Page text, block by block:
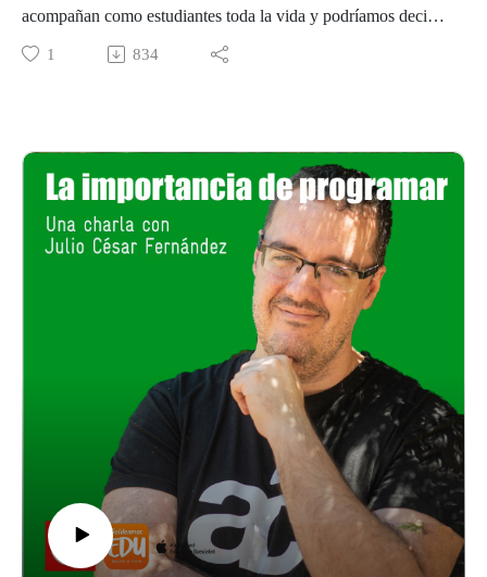
acompañan como estudiantes toda la vida y podríamos decir
que lleva haciéndolo en toda la historia de la humanidad.
Amada por algunos pocos, es odiada y detestada por otros
¿Por qué sucede esto? ¿Qué es lo que vivimos, sufrimos o
amamos en las matemáticas que nos arrastra el resto de
nuestra vida? Para hablarnos de esta ciencia exacta, de cómo
se enseña y aprende, y para mucho más, nos visita Sandro
Macarrone, autor del libro con el precioso título de “El infinito
placer de las matemáticas” publicado por Blackiebooks, un
libro que podéis encontrar en cualquier librería y que os
recomendamos encarecidamente leer.
Alessandro Maccarrone es doctor en física teórica por la
Universidad de Barcelona. Ha trabajado como profesor de
ciencias y de matemáticas en educación secundaria durante
más de diez años. Actualmente, trabaja como autor y editor en
el proyecto de matemáticas para secundaria Math Bits.
LinkedInTwitteX
El libro en ”La casa del libro”
El libro en Blackiebooks
1 834